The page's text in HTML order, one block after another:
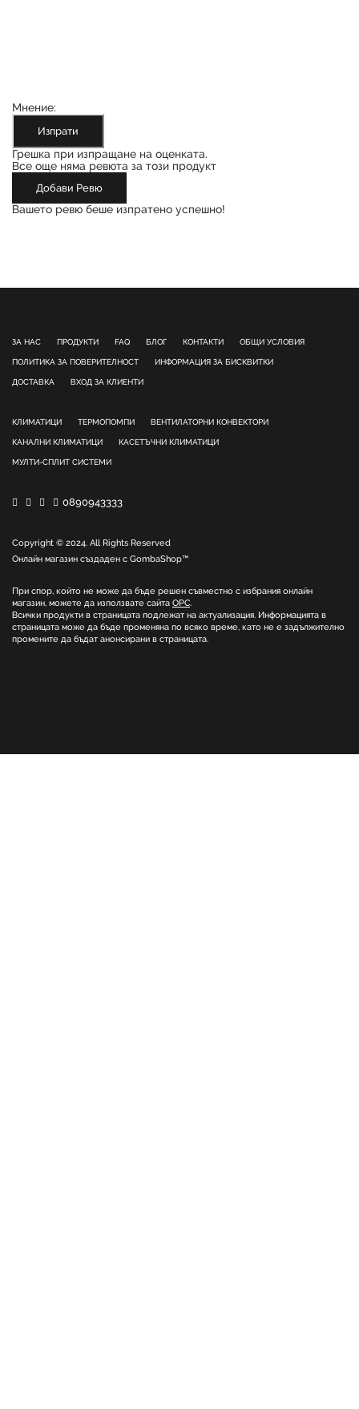
Мнение:
Изпрати
Грешка при изпращане на оценката.
Все още няма ревюта за този продукт
Добави Ревю
Вашето ревю беше изпратено успешно!
ЗА НАС ПРОДУКТИ FAQ БЛОГ КОНТАКТИ ОБЩИ УСЛОВИЯ
ПОЛИТИКА ЗА ПОВЕРИТЕЛНОСТ ИНФОРМАЦИЯ ЗА БИСКВИТКИ
ДОСТАВКА ВХОД ЗА КЛИЕНТИ
КЛИМАТИЦИ ТЕРМОПОМПИ ВЕНТИЛАТОРНИ КОНВЕКТОРИ
КАНАЛНИ КЛИМАТИЦИ КАСЕТЪЧНИ КЛИМАТИЦИ
МУЛТИ-СПЛИТ СИСТЕМИ
0890943333
Copyright © 2024. All Rights Reserved
Онлайн магазин създаден с GombaShop™
При спор, който не може да бъде решен съвместно с избрания онлайн
магазин, можете да използвате сайта ОРС.
Всички продукти в страницата подлежат на актуализация. Информацията в
страницата може да бъде променяна по всяко време, като не е задължително
промените да бъдат анонсирани в страницата.